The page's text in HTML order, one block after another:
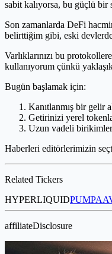
sabit kalıyorsa, bu güçlü bir
Son zamanlarda DeFi
belirttiğim gibi, eski
Varlıklarınızı bu
kullanıyorum çünkü
Bugün başlamak için:
Kanıtlanmış bir gelir
Getirinizi yerel
Uzun vadeli
Haberleri editörlerimizin
Related Tickers
HYPERLIQUIDPUMP
affiliateDisclosure